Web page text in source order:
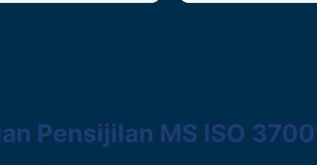
Pensijilan MS ISO